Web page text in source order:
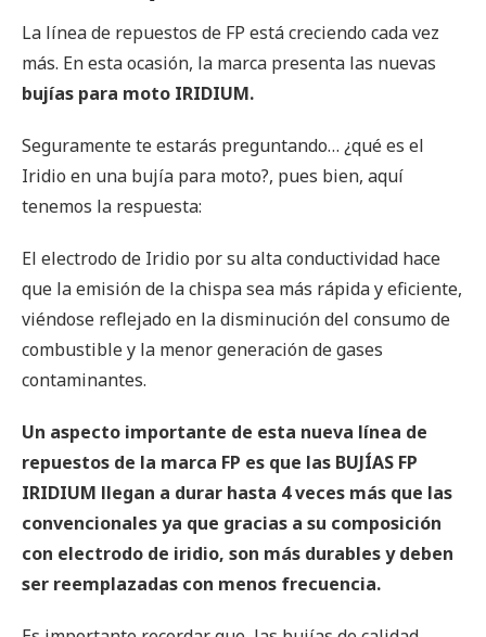
La línea de repuestos de FP está creciendo cada vez
más. En esta ocasión, la marca presenta las nuevas
bujías para moto IRIDIUM.
Seguramente te estarás preguntando… ¿qué es el
Iridio en una bujía para moto?, pues bien, aquí
tenemos la respuesta:
El electrodo de Iridio por su alta conductividad hace
que la emisión de la chispa sea más rápida y eficiente,
viéndose reflejado en la disminución del consumo de
combustible y la menor generación de gases
contaminantes.
Un aspecto importante de esta nueva línea de
repuestos de la marca FP es que las BUJÍAS FP
IRIDIUM llegan a durar hasta 4 veces más que las
convencionales ya que gracias a su composición
con electrodo de iridio, son más durables y deben
ser reemplazadas con menos frecuencia.